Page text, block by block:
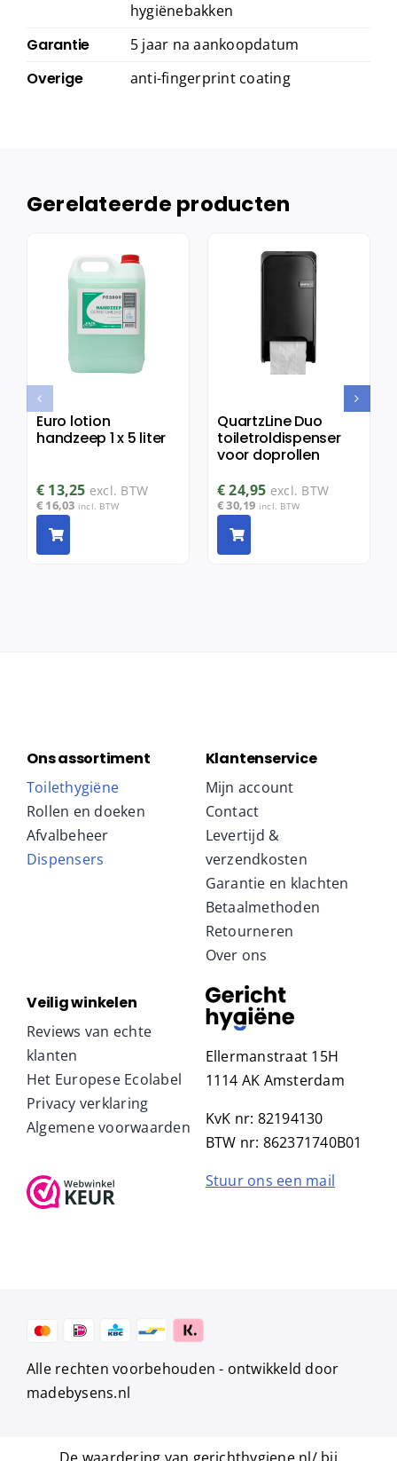
hygiënebakken
Garantie 5 jaar na aankoopdatum
Overige anti-fingerprint coating
Gerelateerde producten
Euro lotion
handzeep 1 x 5 liter
€ 13,25 excl. BTW
€ 16,03 incl. BTW
QuartzLine Duo
toiletroldispenser
voor doprollen
€24,95 excl. BTW
€30,19 incl. BTW
Ons assortiment
Toilethygiëne
Rollen en doeken
Afvalbeheer
Dispensers
Klantenservice
Mijn account
Contact
Levertijd &
verzendkosten
Garantie en klachten
Betaalmethoden
Retourneren
Over ons
Veilig winkelen
Reviews van echte
klanten
Het Europese Ecolabel
Privacy verklaring
Algemene voorwaarden
Ellermanstraat 15H
1114 AK Amsterdam
KvK nr: 82194130
BTW nr: 862371740B01
Stuur ons een mail
Alle rechten voorbehouden - ontwikkeld door
madebysens.nl